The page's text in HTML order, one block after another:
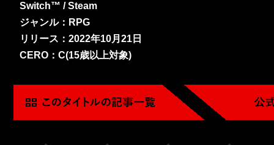
Switch™ / Steam
ジャンル：RPG
リリース：2022年10月21日
CERO：C(15歳以上対象)